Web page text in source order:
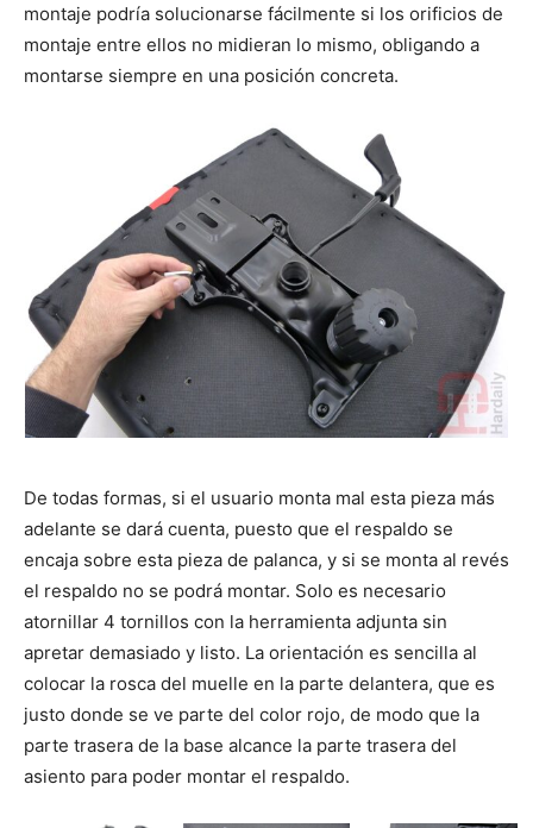
montaje podría solucionarse fácilmente si los orificios de
montaje entre ellos no midieran lo mismo, obligando a
montarse siempre en una posición concreta.
De todas formas, si el usuario monta mal esta pieza más
adelante se dará cuenta, puesto que el respaldo se
encaja sobre esta pieza de palanca, y si se monta al revés
el respaldo no se podrá montar. Solo es necesario
atornillar 4 tornillos con la herramienta adjunta sin
apretar demasiado y listo. La orientación es sencilla al
colocar la rosca del muelle en la parte delantera, que es
justo donde se ve parte del color rojo, de modo que la
parte trasera de la base alcance la parte trasera del
asiento para poder montar el respaldo.